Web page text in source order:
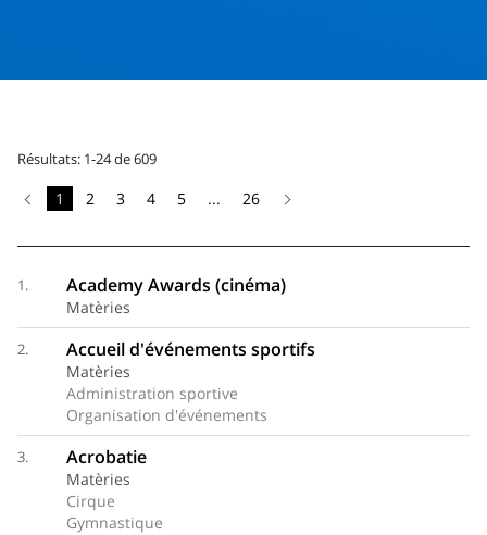
Résultats: 1-24 de 609
1 2 3 4 5 ... 26
1. Academy Awards (cinéma)
Matèries
2. Accueil d'événements sportifs
Matèries
Administration sportive
Organisation d'événements
3. Acrobatie
Matèries
Cirque
Gymnastique